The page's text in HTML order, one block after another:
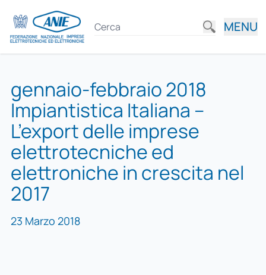
MENU
gennaio-febbraio 2018
Impiantistica Italiana –
L’export delle imprese
elettrotecniche ed
elettroniche in crescita nel
2017
23 Marzo 2018